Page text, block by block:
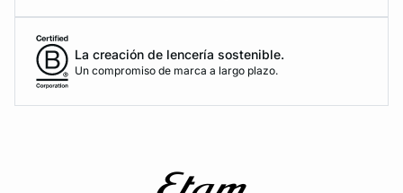
La creación de lencería sostenible.
Un compromiso de marca a largo plazo.